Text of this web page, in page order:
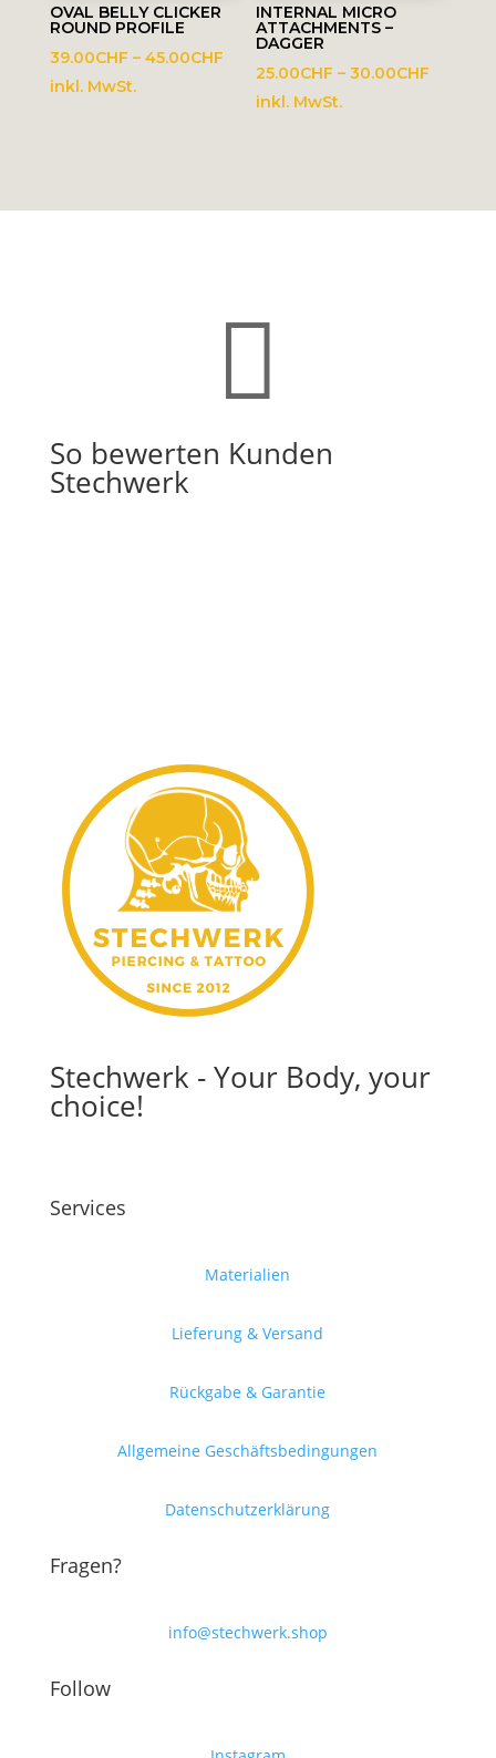
OVAL BELLY CLICKER
ROUND PROFILE
39.00CHF – 45.00CHFPreisspanne:
39.00CHF
inkl. MwSt.
INTERNAL MICRO
ATTACHMENTS –
DAGGER
25.00CHF –30.00CHF
inkl. MwSt.

So bewerten Kunden
Stechwerk
Stechwerk - Your Body, your
choice!
Services
Materialien
Lieferung & Versand
Rückgabe & Garantie
Allgemeine Geschäftsbedingungen
Datenschutzerklärung
Fragen?
info@stechwerk.shop
Follow